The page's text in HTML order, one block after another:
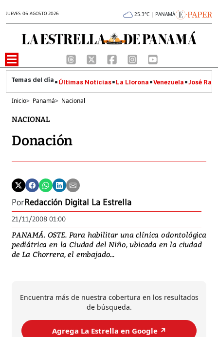
JUEVES 06 AGOSTO 2026 25.3°C | PANAMÁ
Últimas Noticias La Llorona Venezuela José
Inicio> Panamá> Nacional
NACIONAL
Donación
PorRedacción Digital La Estrella
21/11/2008 01:00
PANAMÁ. OSTE. Para habilitar una clínica odontológica
pediátrica en la Ciudad del Niño, ubicada en la ciudad
de La Chorrera, el embajado...
Encuentra más de nuestra cobertura en los resultados
de búsqueda.
Agrega La Estrella en Google ↗️